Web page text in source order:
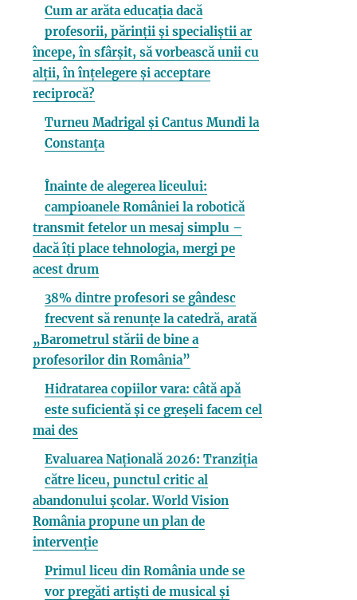
Cum ar arăta educația dacă
profesorii, părinții și specialiștii ar
începe, în sfârșit, să vorbească unii cu
alții, în înțelegere și acceptare
reciprocă?
Turneu Madrigal și Cantus Mundi la
Constanța
Înainte de alegerea liceului:
campioanele României la robotică
transmit fetelor un mesaj simplu –
dacă îți place tehnologia, mergi pe
acest drum
38% dintre profesori se gândesc
frecvent să renunțe la catedră, arată
„Barometrul stării de bine a
profesorilor din România”
Hidratarea copiilor vara: câtă apă
este suficientă și ce greșeli facem cel
mai des
Evaluarea Națională 2026: Tranziția
către liceu, punctul critic al
abandonului școlar. World Vision
România propune un plan de
intervenție
Primul liceu din România unde se
vor pregăti artiști de musical și